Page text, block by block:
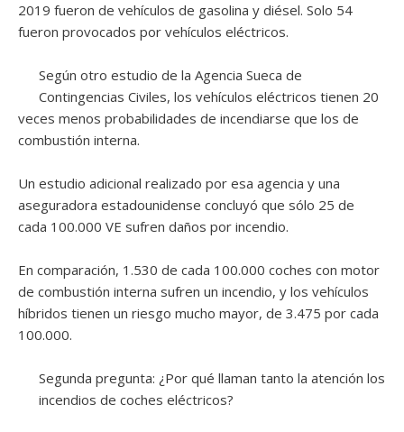
2019 fueron de vehículos de gasolina y diésel. Solo 54
fueron provocados por vehículos eléctricos.
Según otro estudio de la Agencia Sueca de
Contingencias Civiles, los vehículos eléctricos tienen 20
veces menos probabilidades de incendiarse que los de
combustión interna.
Un estudio adicional realizado por esa agencia y una
aseguradora estadounidense concluyó que sólo 25 de
cada 100.000 VE sufren daños por incendio.
En comparación, 1.530 de cada 100.000 coches con motor
de combustión interna sufren un incendio, y los vehículos
híbridos tienen un riesgo mucho mayor, de 3.475 por cada
100.000.​​
Segunda pregunta: ¿Por qué llaman tanto la atención los
incendios de coches eléctricos?